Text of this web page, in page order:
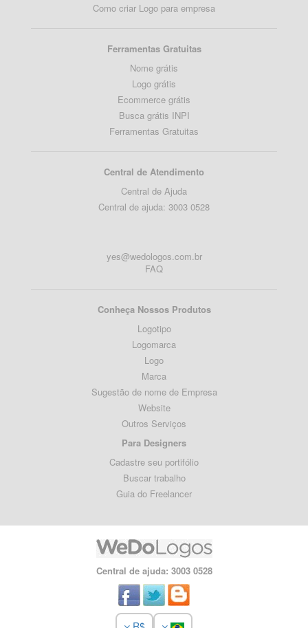
Como criar Logo para empresa
Ferramentas Gratuitas
Nome grátis
Logo grátis
Ecommerce grátis
Busca grátis INPI
Ferramentas Gratuitas
Central de Atendimento
Central de Ajuda
Central de ajuda: 3003 0528
yes@wedologos.com.br
FAQ
Conheça Nossos Produtos
Logotipo
Logomarca
Logo
Marca
Sugestão de nome de Empresa
Website
Outros Serviços
Para Designers
Cadastre seu portifólio
Buscar trabalho
Guia do Freelancer
Central de ajuda: 3003 0528